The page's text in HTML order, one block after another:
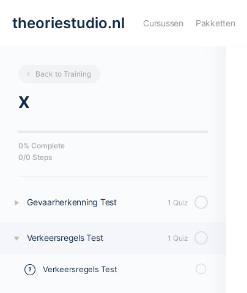
theoriestudio.nl Cursussen Pakketten
Back to Training
X
0% Complete
0/0 Steps
Gevaarherkenning Test 1 Quiz
Verkeersregels Test 1 Quiz
Verkeersregels Test